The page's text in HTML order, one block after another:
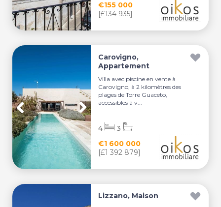
€155 000
[£134 935]
Carovigno,
Appartement
Villa avec piscine en vente à
Carovigno, à 2 kilomètres des
plages de Torre Guaceto,
accessibles à v...
€1 600 000
[£1 392 879]
4 3
Lizzano, Maison